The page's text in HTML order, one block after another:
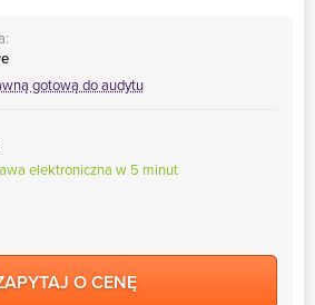
gotową do audytu
elektroniczna w 5 minut
O CENĘ